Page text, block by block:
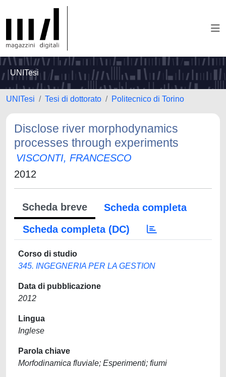
UNITesi
UNITesi Tesi di dottorato Politecnico di Torino
Disclose river morphodynamics
processes through experiments
VISCONTI, FRANCESCO
2012
Scheda breve
Scheda completa
Scheda completa (DC)
Corso di studio
345. INGEGNERIA PER LA GESTION
Data di pubblicazione
2012
Lingua
Inglese
Parola chiave
Morfodinamica fluviale; Esperimenti; fiumi